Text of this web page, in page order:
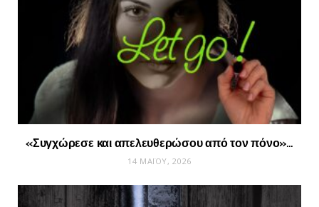
«Συγχώρεσε και απελευθερώσου από τον πόνο»…
14 ΜΑΪ́ΟΥ, 2026